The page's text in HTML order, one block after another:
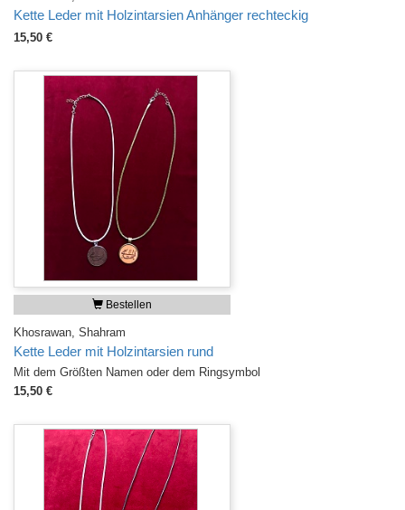
Kette Leder mit Holzintarsien Anhänger rechteckig
15,50 €
Bestellen
Khosrawan, Shahram
Kette Leder mit Holzintarsien rund
Mit dem Größten Namen oder dem Ringsymbol
15,50 €